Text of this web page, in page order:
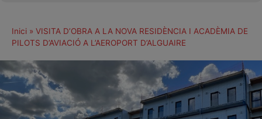
Inici » VISITA D’OBRA A LA NOVA RESIDÈNCIA I ACADÈMIA DE
PILOTS D’AVIACIÓ A L’AEROPORT D’ALGUAIRE